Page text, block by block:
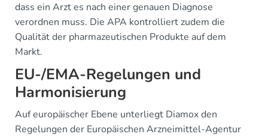
dass ein Arzt es nach einer genauen Diagnose
verordnen muss. Die APA kontrolliert zudem die
Qualität der pharmazeutischen Produkte auf dem
Markt.
EU-/EMA-Regelungen und
Harmonisierung
Auf europäischer Ebene unterliegt Diamox den
Regelungen der Europäischen Arzneimittel-Agentur